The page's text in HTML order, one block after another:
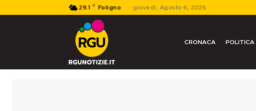
29.1 C Foligno giovedì, Agosto 6, 2026
CRONACA POLITICA